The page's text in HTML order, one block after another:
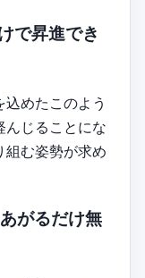
で昇進でき
めたこのよう
んじることにな
組む姿勢が求め
がるだけ無